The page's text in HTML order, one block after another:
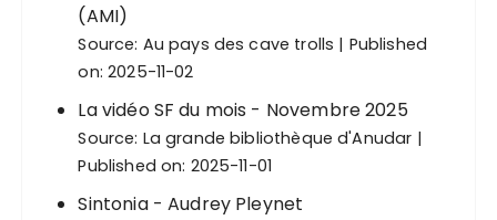
(AMI)
Source: Au pays des cave trolls
Published
on: 2025-11-02
La vidéo SF du mois - Novembre 2025
Source: La grande bibliothèque d'Anudar
Published on: 2025-11-01
Sintonia - Audrey Pleynet